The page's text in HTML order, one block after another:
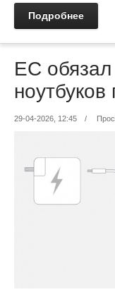
Подробнее
ЕС обязал
29-04-2026, 12:45 /